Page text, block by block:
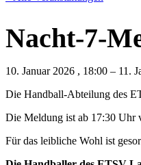
Nacht-7-
10. Januar 2026 , 18:00 – 11.
Die Handball-Abteilung des
Die Meldung ist ab 17:30 Uhr
Für das leibliche Wohl ist